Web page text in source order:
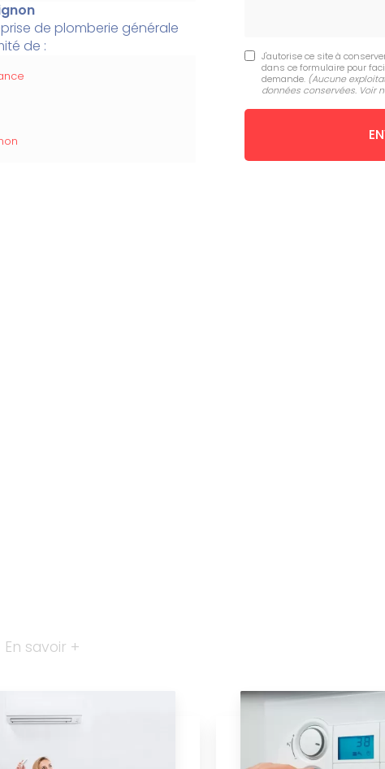
de plomberie générale
de :
J'autorise ce site à
dans ce formulaire pour
demande. (Aucune
données conservées. Voir
En savoir +